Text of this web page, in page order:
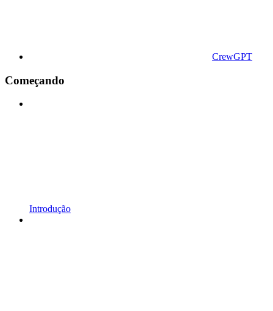
CrewGPT
Começando
Introdução